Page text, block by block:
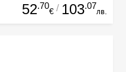
52.70
€ / 103.07
лв.